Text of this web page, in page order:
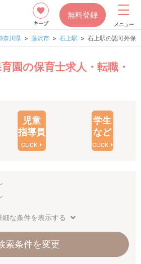
キープ
無料登録
メニュー
奈川県 藤沢市 石上駅 石上駅の認可外保
園の保育士求人・転職・
児童
指導員
CLICK
学生
など
CLICK
細な条件を表示する
索条件を変更